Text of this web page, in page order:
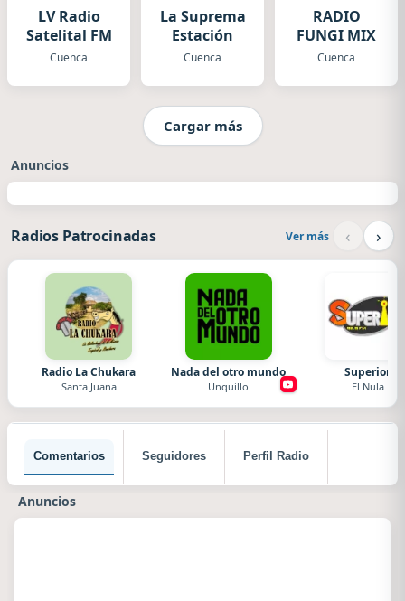
LV Radio
Satelital FM
Cuenca
La Suprema
Estación
Cuenca
RADIO
FUNGI MIX
Cuenca
Cargar más
Anuncios
Radios Patrocinadas Ver más ‹ ›
Radio La Chukara
Santa Juana
Nada del otro mundo
Unquillo
Superior
El Nula
Comentarios Seguidores Perfil Radio
Anuncios